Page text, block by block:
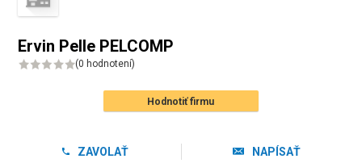
Ervin Pelle PELCOMP
(0 hodnotení)
Hodnotiť firmu
ZAVOLAŤ NAPÍSAŤ